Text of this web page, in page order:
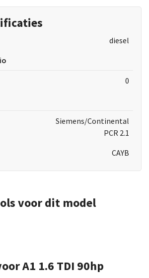
diesel
0
Siemens/Continental
PCR 2.1
CAYB
voor dit model
A1 1.6 TDI 90hp